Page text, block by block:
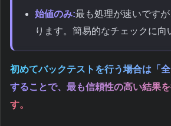
始値のみ:最も処理が速いです
ります。簡易的なチェックに向
初めてバックテストを行う場合は「
することで、最も信頼性の高い結果
す。